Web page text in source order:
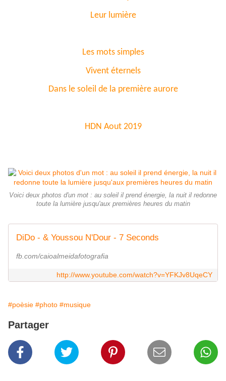
Leur lumière
Les mots simples
Vivent éternels
Dans le soleil de la première aurore
HDN Aout 2019
Voici deux photos d'un mot : au soleil il prend énergie, la nuit il redonne
toute la lumière jusqu'aux premières heures du matin
DiDo - & Youssou N'Dour - 7 Seconds
fb.com/caioalmeidafotografia
http://www.youtube.com/watch?v=YFKJv8UqeCY
#poèsie #photo #musique
Partager